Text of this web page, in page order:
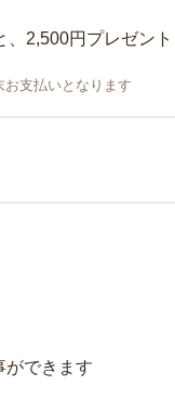
2,500円プレゼント
支払いとなります
ができます